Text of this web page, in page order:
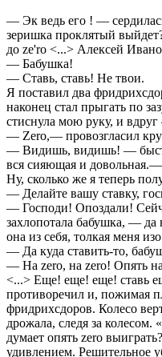
— Эк ведь его ! —
зеришка проклятый
до ze'ro <...> Алексей
— Бабушка!
— Ставь, ставь! Не твои.
Я поставил два
наконец стал прыгать по
стиснула мою руку, и
— Zero,— провозгласил
— Видишь, видишь! —
вся сияющая и довольная.—
Ну, сколько же я теперь
— Делайте вашу ставку,
— Господи! Опоздали!
захлопотала бабушка, —
она из себя, толкая меня
— Да куда ставить-то,
— На zero, на zero! Опять
<...> Еще! еще! еще! ставь
противоречил и, пожимая
фридрихсдоров. Колесо
дрожала, следя за
думает опять zero
удивлением. Решительное